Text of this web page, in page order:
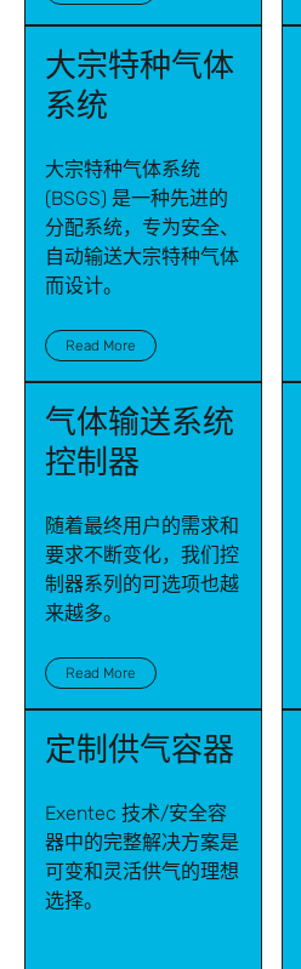
大宗特种气体
系统
大宗特种气体系统
(BSGS) 是一种先进的
分配系统，专为安全、
自动输送大宗特种气体
而设计。
Read More
气体输送系统
控制器
随着最终用户的需求和
要求不断变化，我们控
制器系列的可选项也越
来越多。
Read More
定制供气容器
Exentec 技术/安全容
器中的完整解决方案是
可变和灵活供气的理想
选择。